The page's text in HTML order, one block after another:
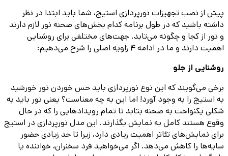
پیش از نصب تجهیزات نورپردازی استیج، شما باید ابتدا در نظر
داشته باشید که در طول برنامه کدام بخش‌های صحنه نور لازم دارند
و نور از کجا و چگونه می‌تابد. جهت‌های مختلفی برای روشنایی
اهمیت دارند و ما در ادامه ۴ زاویه اصلی را شرح می‌دهیم:
روشنایی از جلو
برخی می‌گویند که این نوع نورپردازی باید حس خوردن نور خورشید
به استیج را به وجود آورد! اما این به چه معناست؟ یعنی نور باید به
شکلی یکنواخت به صحنه بتابد تا تمام رویدادهایی را که در حال
وقوع هستند کامل به نمایش بگذارند. این مدل نورپردازی در استیج
برای نمایش‌های تئاتر اهمیت زیادی دارد، زیرا تا حد زیادی حضور
سایه‌ها را کاهش می‌دهد. اگر می‌خواهید فرد سخنران، خواننده یا